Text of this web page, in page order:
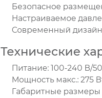
Безопасное
Настраиваемое
Современный дизайн
Технические
Питание: 100-240 В/
Мощность макс.: 275
Габаритные размеры